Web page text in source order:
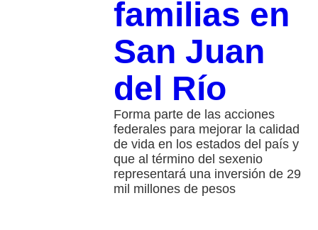
familias en
San Juan
del Río
Forma parte de las acciones
federales para mejorar la calidad
de vida en los estados del país y
que al término del sexenio
representará una inversión de 29
mil millones de pesos